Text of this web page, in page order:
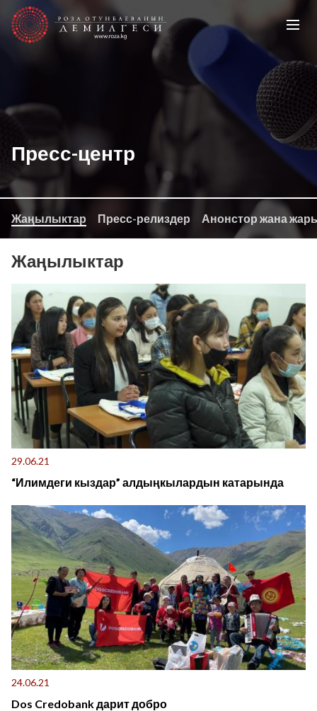
Пресс-центр
Жаңылыктар Пресс-релиздер Анонстор жана
Жаңылыктар
29.06.21
“Илимдеги кыздар” алдыңкылардын катарында
24.06.21
Dos Credobank дарит добро